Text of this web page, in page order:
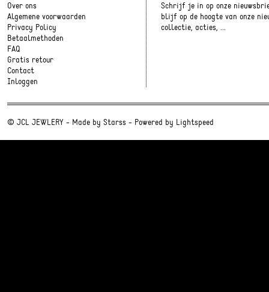
Over ons
Algemene voorwaarden
Privacy Policy
Betaalmethoden
FAQ
Gratis retour
Contact
Inloggen
Schrijf je in op onze
blijf op de hoogte van onze
collectie, acties, ...
© JCL JEWLERY - Made by Starss - Powered by Lightspeed